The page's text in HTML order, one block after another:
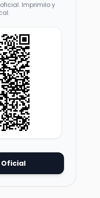
Imprimilo y
Oficial